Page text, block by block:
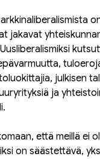
jakavat
julkisen
ja
että meillä ei
on säästettävä,